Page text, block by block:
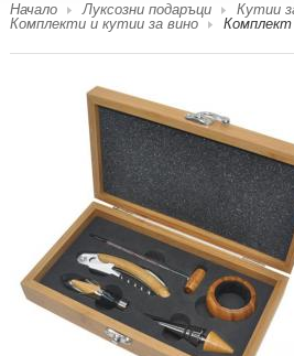
Начало Луксозни подаръци
Кутии
Комплекти и кутии за вино
Комплект